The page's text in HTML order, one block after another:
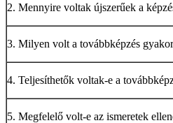
2. Mennyire voltak újszerűek a
3. Milyen volt a továbbképzés
4. Teljesíthetők voltak-e a
5. Megfelelő volt-e az ismeretek